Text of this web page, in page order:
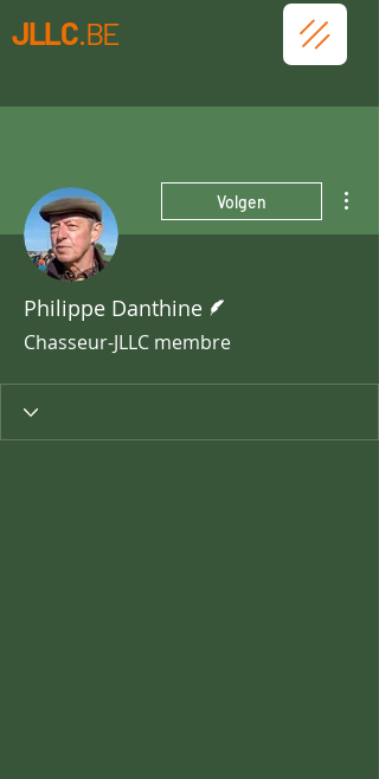
JLLC.BE
Volgen
Philippe Danthine
Chasseur-JLLC membre